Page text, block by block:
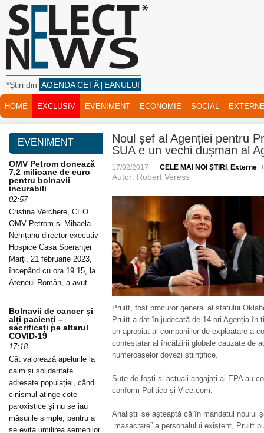
*Știri din AGENDA CETĂȚEANULUI
HOME EXCLUSIV EVENIMENT ECONOMIE SOCIAL
Noul șef al Agenției pentru
SUA e un vechi dușman al
17/02/2017 CELE MAI NOI ȘTIRI , Externe
Autor: Robert Veress
Pruitt, fost procuror general al statului
Pruitt a dat în judecată de 14 ori Agenția în
un apropiat al companiilor de exploatare a
contestatar al încălzirii globale cauzate de
numeroaselor dovezi științifice.
Sute de foști și actuali angajați ai EPA au
conform Politico și Vice.com.
Analiștii se așteaptă că în mandatul noului
„masacrare” a personalului existent, Pruitt
EVENIMENT
OMV Petrom donează
7,2 milioane de euro
pentru bolnavii
incurabili
02:57
Cristina Verchere, CEO
OMV Petrom și Mihaela
Nemțanu director executiv
Hospice Casa Speranței
Marți, 21 februarie 2023,
începând cu ora 19.15, la
Ateneul Român, a avut
Bolnavii de cancer și
alți pacienți –
sacrificați pe altarul
COVID-19
17:18
Cât valorează apelurile la
calm și solidaritate
adresate populației, când
cinismul atinge cote
paroxistice și nu se iau
măsurile simple, pentru a
se evita umilirea semenilor